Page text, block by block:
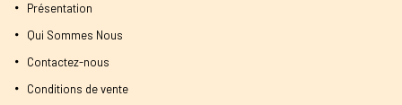
Présentation
Qui Sommes Nous
Contactez-nous
Conditions de vente